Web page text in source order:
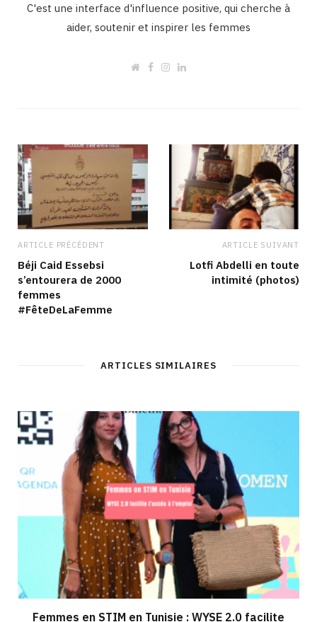
C'est une interface d'influence positive, qui cherche à
aider, soutenir et inspirer les femmes
W
F
I
m
L
ARTICLE PRÉCÉDENT
Béji Caid Essebsi
s’entourera de 2000
femmes
#FêteDeLaFemme
ARTICLE SUIVANT
Lotfi Abdelli en toute
intimité (photos)
ARTICLES SIMILAIRES
Femmes en STIM en Tunisie : WYSE 2.0 facilite